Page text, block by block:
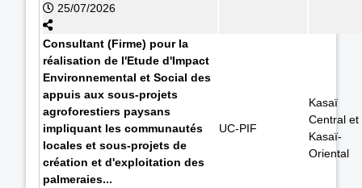
25/07/2026
Consultant (Firme) pour la
réalisation de l'Etude d'Impact
Environnemental et Social des
appuis aux sous-projets
agroforestiers paysans
impliquant les communautés
locales et sous-projets de
création et d'exploitation des
palmeraies...
UC-PIF
Kasaï
Central et
Kasaï-
Oriental